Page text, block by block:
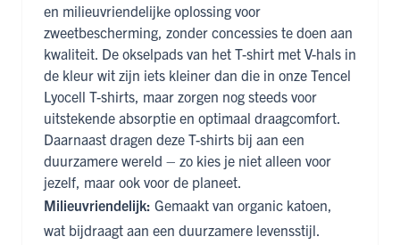
en milieuvriendelijke oplossing voor
zweetbescherming, zonder concessies te doen aan
kwaliteit. De okselpads van het T-shirt met V-hals in
de kleur wit zijn iets kleiner dan die in onze Tencel
Lyocell T-shirts, maar zorgen nog steeds voor
uitstekende absorptie en optimaal draagcomfort.
Daarnaast dragen deze T-shirts bij aan een
duurzamere wereld – zo kies je niet alleen voor
jezelf, maar ook voor de planeet.
Milieuvriendelijk: Gemaakt van organic katoen,
wat bijdraagt aan een duurzamere levensstijl.